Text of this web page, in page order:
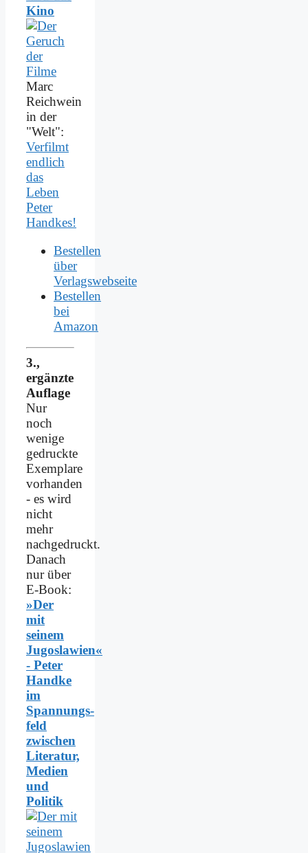
Kino
Marc
Reichwein
in der
"Welt":
Verfilmt
endlich
das
Leben
Peter
Handkes!
Bestellen
über
Verlagswebseite
Bestellen
bei
Amazon
3.,
ergänzte
Auflage
Nur
noch
wenige
gedruckte
Exemplare
vorhanden
- es wird
nicht
mehr
nachgedruckt.
Danach
nur über
E-Book:
»Der
mit
seinem
Jugoslawien«
- Peter
Handke
im
Spannungs­
feld
zwischen
Literatur,
Medien
und
Politik